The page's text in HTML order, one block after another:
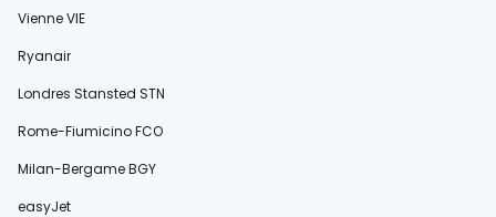
Vienne VIE
Ryanair
Londres Stansted STN
Rome-Fiumicino FCO
Milan-Bergame BGY
easyJet